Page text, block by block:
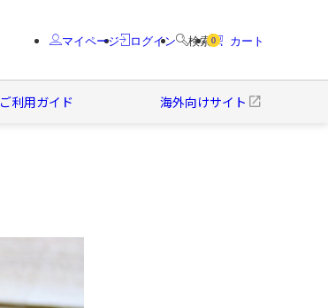
マイページ ログイン 検索 0 カート
ご利用ガイド 海外向けサイト